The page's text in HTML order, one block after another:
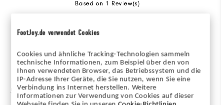
FootJoy.de verwendet Cookies
Cookies und ähnliche Tracking-Technologien sammeln
technische Informationen, zum Beispiel über den von
Ihnen verwendeten Browser, das Betriebssystem und die
IP-Adresse Ihrer Geräte, die Sie nutzen, wenn Sie eine
Verbindung ins Internet herstellen. Weitere
Informationen zur Verwendung von Cookies auf dieser
Based on 1 Review(s)
BEWERTUNG SCHREIBEN
Bewertungsverteilung
5 Sterne